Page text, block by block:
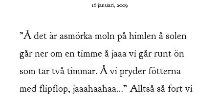
16 januari, 2009
”Å det är asmörka moln på himlen å solen
går ner om en timme å jaaa vi går runt ön
som tar två timmar. Å vi pryder fötterna
med flipflop, jaaahaahaa…” Alltså så fort vi